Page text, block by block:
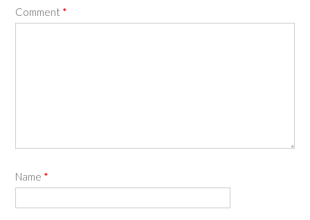
Comment *
Name *